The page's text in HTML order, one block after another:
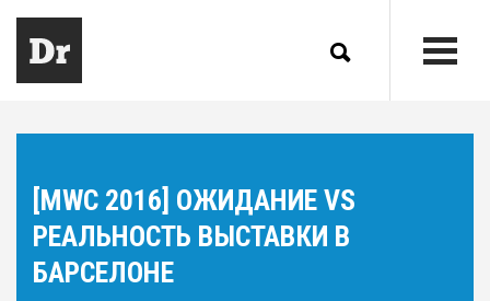
[MWC 2016] OЖИДАНИЕ VS
PЕАЛЬНОСТЬ ВЫСТАВКИ В
БАРСЕЛОНЕ